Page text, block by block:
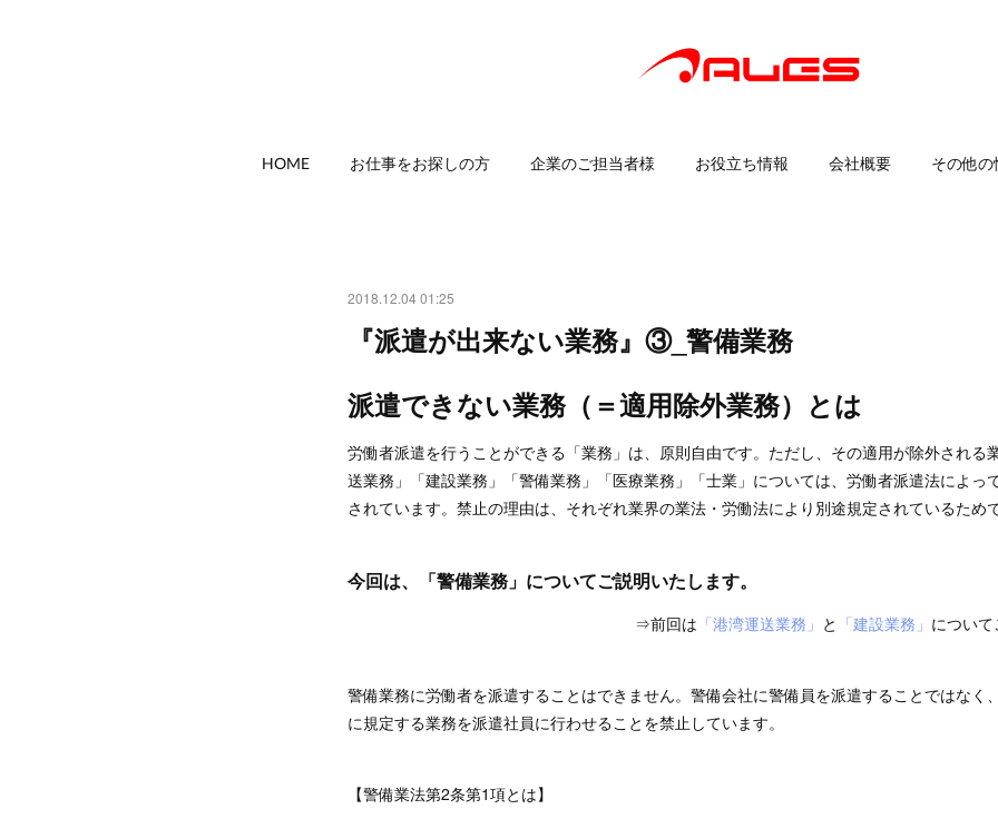
HOME お仕事をお探しの方 企業のご担当者様 お役立ち情報 会社概要 その他の
2018.12.04 01:25
『派遣が出来ない業務』③_警備業務
派遣できない業務（＝適用除外業務）とは
労働者派遣を行うことができる「業務」は、原則自由です。ただし、その適用が除外される
送業務」「建設業務」「警備業務」「医療業務」「士業」については、労働者派遣法によっ
されています。禁止の理由は、それぞれ業界の業法・労働法により別途規定されているためで
今回は、「警備業務」についてご説明いたします。
⇒前回は 「港湾運送業務」 と 「建設業務」 について
警備業務に労働者を派遣することはできません。警備会社に警備員を派遣することではなく
に規定する業務を派遣社員に行わせることを禁止しています。
【警備業法第2条第1項とは】